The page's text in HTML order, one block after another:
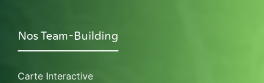
Nos Team-Building
Carte Interactive